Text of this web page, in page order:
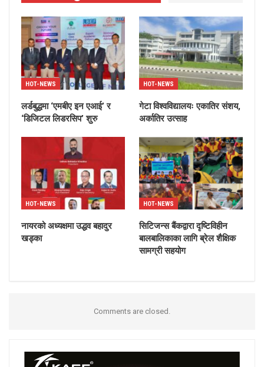
HOT-NEWS
लर्डबुद्धमा ‘एमबीए इन एआई’ र
‘डिजिटल लिडरसिप’ शुरु
HOT-NEWS
गेटा विश्वविद्यालयः एकातिर संशय,
अर्कातिर उत्साह
HOT-NEWS
नायरको अध्यक्षमा उद्धव बहादुर
खड्का
HOT-NEWS
सिटिजन्स बैंकद्वारा दृष्टिविहीन
बालबालिकाका लागि ब्रेल शैक्षिक
सामग्री सहयोग
Comments are closed.